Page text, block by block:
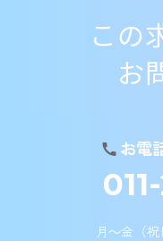
この
お
お電
月～金（